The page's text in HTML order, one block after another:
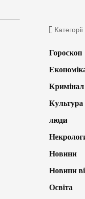
Категорії
Гороскоп
Кримінал
Культура
люди
Новини
Новини
Освіта